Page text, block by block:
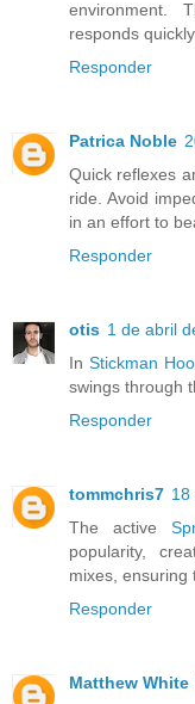
environment.
responds
Responder
Patrica Noble
Quick reflexes
ride. Avoid
in an effort to
Responder
otis 1 de abril
In Stickman
swings through
Responder
tommchris7 18
The active
popularity,
mixes, ensuring
Responder
Matthew White